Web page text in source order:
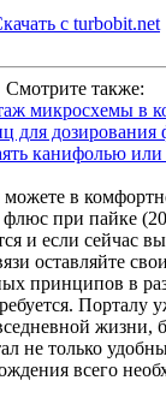
с turbobit.net
Смотрите также:
микросхемы в
для
канифолью
в
при пайке
и если сейчас
оставляйте
принципов в
жизни,
не только
всего